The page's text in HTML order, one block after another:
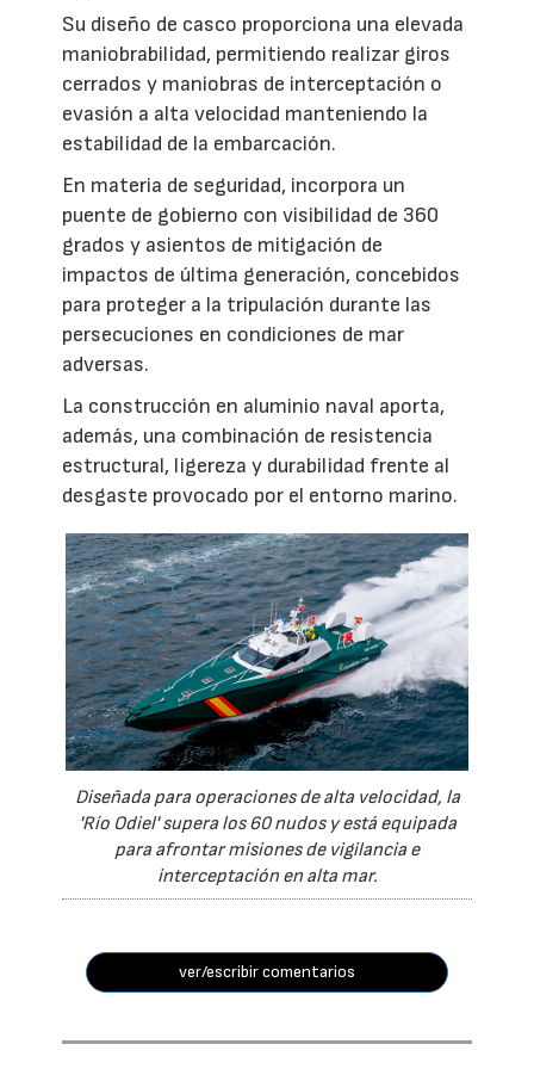
Su diseño de casco proporciona una elevada
maniobrabilidad, permitiendo realizar giros
cerrados y maniobras de interceptación o
evasión a alta velocidad manteniendo la
estabilidad de la embarcación.
En materia de seguridad, incorpora un
puente de gobierno con visibilidad de 360
grados y asientos de mitigación de
impactos de última generación, concebidos
para proteger a la tripulación durante las
persecuciones en condiciones de mar
adversas.
La construcción en aluminio naval aporta,
además, una combinación de resistencia
estructural, ligereza y durabilidad frente al
desgaste provocado por el entorno marino.
Diseñada para operaciones de alta velocidad, la
'Río Odiel' supera los 60 nudos y está equipada
para afrontar misiones de vigilancia e
interceptación en alta mar.
ver/escribir comentarios